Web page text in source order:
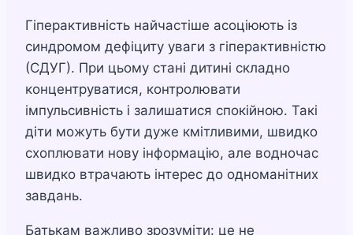
Гіперактивність найчастіше асоціюють із
синдромом дефіциту уваги з гіперактивністю
(СДУГ). При цьому стані дитині складно
концентруватися, контролювати
імпульсивність і залишатися спокійною. Такі
діти можуть бути дуже кмітливими, швидко
схоплювати нову інформацію, але водночас
швидко втрачають інтерес до одноманітних
завдань.
Батькам важливо зрозуміти: це не